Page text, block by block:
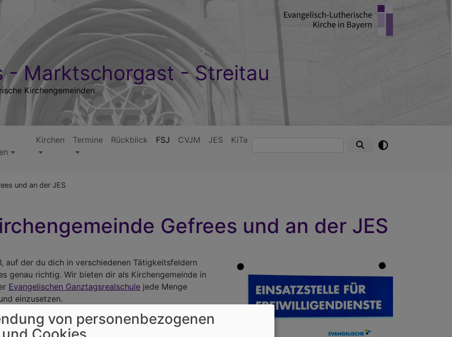
- Marktschorgast - Streitau
Kirchengemeinden
Kirchen Termine Rückblick FSJ CVJM JES KiTaSuche
und an der JES
Gefrees und an der JES
auf der du dich in verschiedenen Tätigkeitsfeldern
genau richtig. Wir bieten dir als Kirchengemeinde in
Evangelischen Ganztagsrealschule jede Menge
einzusetzen.
und unsere Dekanats-Jugendreferentin
. Ihr erkundet biblische Geschichten, bastelt, spielt
von personenbezogenen